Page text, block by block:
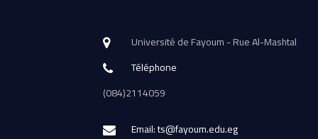
Université de Fayoum - Rue Al-Mashtal
Téléphone
(084)2114059
Email: ts@fayoum.edu.eg